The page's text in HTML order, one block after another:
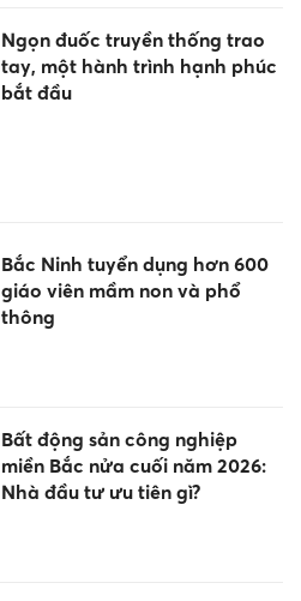
Ngọn đuốc truyền thống trao
tay, một hành trình hạnh phúc
bắt đầu
Bắc Ninh tuyển dụng hơn 600
giáo viên mầm non và phổ
thông
Bất động sản công nghiệp
miền Bắc nửa cuối năm 2026:
Nhà đầu tư ưu tiên gì?